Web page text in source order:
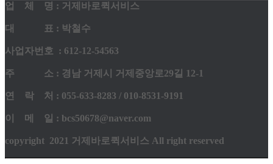
업 체 명 : 거제바로퀵서비스
대 표 : 박철수
사업자번호 : 612-12-54563
주 소 : 경남 거제시 거제중앙로29길 12-1
연 락 처 : 055-633-8283 / 010-8531-9191
이 메 일 : bcs50678@naver.com
copyright 2021 거제바로퀵서비스 All right reserved